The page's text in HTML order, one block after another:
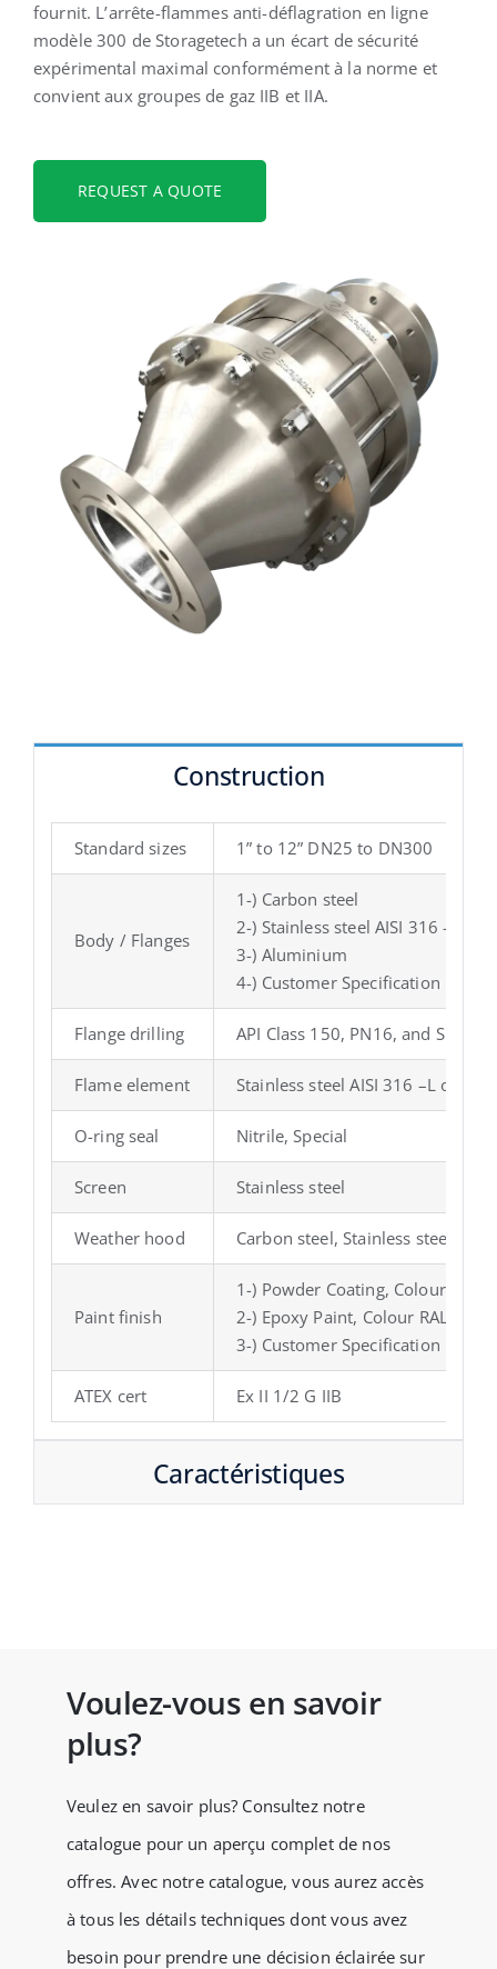
fournit. L’arrête-flammes anti-déflagration en ligne
modèle 300 de Storagetech a un écart de sécurité
expérimental maximal conformément à la norme et
convient aux groupes de gaz IIB et IIA.
REQUEST A QUOTE
Construction
Standard sizes 1” to 12” DN25 to DN300
Body / Flanges
1-) Carbon steel
2-) Stainless steel AISI 316 –L or
3-) Aluminium
4-) Customer Specification
Flange drilling API Class 150, PN16, and Special
Flame element Stainless steel AISI 316 –L or
O-ring seal Nitrile, Special
Screen Stainless steel
Weather hood Carbon steel, Stainless steel or
Paint finish
1-) Powder Coating, Colour RAL
2-) Epoxy Paint, Colour RAL 9006
3-) Customer Specification
ATEX cert Ex II 1/2 G IIB
Caractéristiques
Voulez-vous en savoir
plus?
Veulez en savoir plus? Consultez notre
catalogue pour un aperçu complet de nos
offres. Avec notre catalogue, vous aurez accès
à tous les détails techniques dont vous avez
besoin pour prendre une décision éclairée sur